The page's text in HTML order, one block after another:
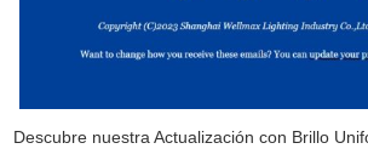
Descubre nuestra Actualización con Brillo